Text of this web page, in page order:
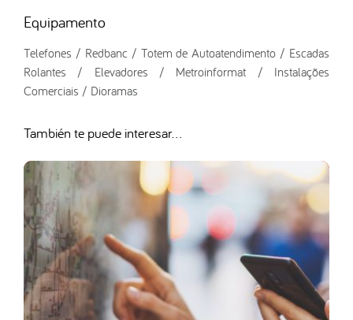
Equipamento
Telefones / Redbanc / Totem de Autoatendimento / Escadas
Rolantes / Elevadores / Metroinformat / Instalações
Comerciais / Dioramas
También te puede interesar...